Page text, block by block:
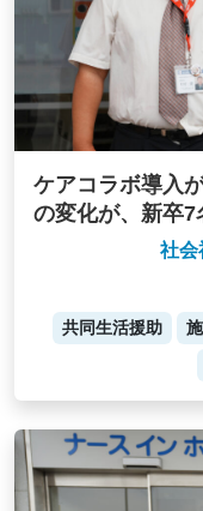
ケアコラボ導入
の変化が、新卒7
社会
共同生活援助